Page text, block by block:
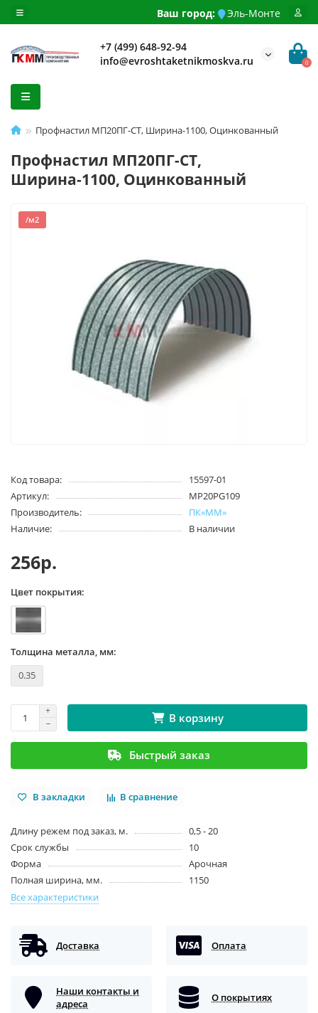
Ваш город: Эль-Монте
+7 (499) 648-92-94
info@evroshtaketnikmoskva.ru
0
Профнастил МП20ПГ-СТ, Ширина-1100, Оцинкованный
Профнастил МП20ПГ-СТ,
Ширина-1100, Оцинкованный
/м2
Код товара:
15597-01
Артикул:
MP20PG109
Производитель:
ПК«ММ»
Наличие:
В наличии
256р.
Цвет покрытия:
Толщина металла, мм:
0.35
В корзину
Быстрый заказ
В закладки В сравнение
Длину режем под заказ, м.
0,5 - 20
Срок службы
10
Форма
Арочная
Полная ширина, мм.
1150
Все характеристики
Доставка Оплата
Наши контакты и
адреса
О покрытиях